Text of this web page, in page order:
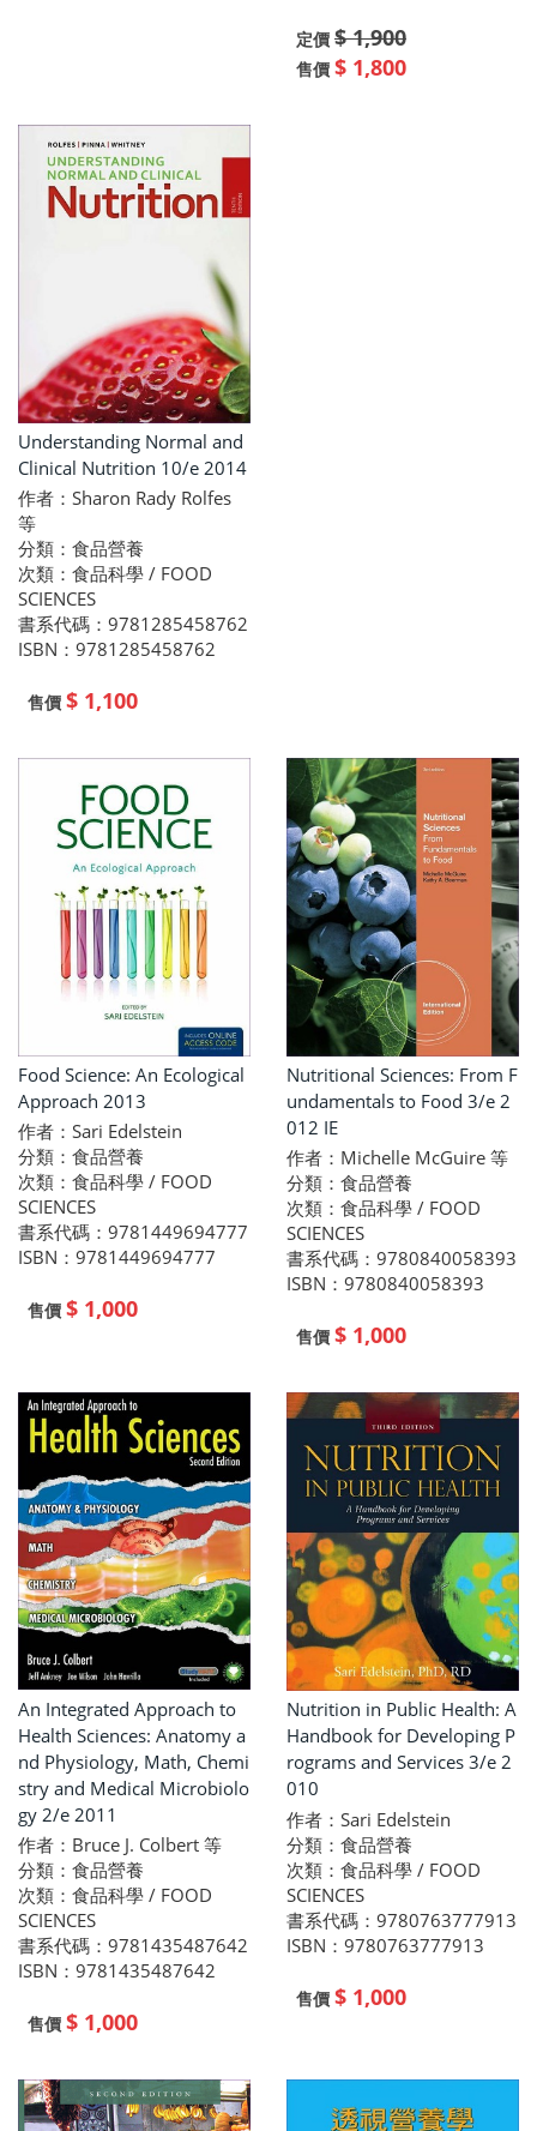
定價 $ 1,900
售價 $ 1,800
Understanding Normal and
Clinical Nutrition 10/e 2014
作者：Sharon Rady Rolfes
等
分類：食品營養
次類：食品科學 / FOOD
SCIENCES
書系代碼：9781285458762
ISBN：9781285458762
售價 $ 1,100
Food Science: An Ecological
Approach 2013
作者：Sari Edelstein
分類：食品營養
次類：食品科學 / FOOD
SCIENCES
書系代碼：9781449694777
ISBN：9781449694777
售價 $ 1,000
Nutritional Sciences: From F
undamentals to Food 3/e 2
012 IE
作者：Michelle McGuire 等
分類：食品營養
次類：食品科學 / FOOD
SCIENCES
書系代碼：9780840058393
ISBN：9780840058393
售價 $ 1,000
An Integrated Approach to
Health Sciences: Anatomy a
nd Physiology, Math, Chemi
stry and Medical Microbiolo
gy 2/e 2011
作者：Bruce J. Colbert 等
分類：食品營養
次類：食品科學 / FOOD
SCIENCES
書系代碼：9781435487642
ISBN：9781435487642
售價 $ 1,000
Nutrition in Public Health: A
Handbook for Developing P
rograms and Services 3/e 2
010
作者：Sari Edelstein
分類：食品營養
次類：食品科學 / FOOD
SCIENCES
書系代碼：9780763777913
ISBN：9780763777913
售價 $ 1,000